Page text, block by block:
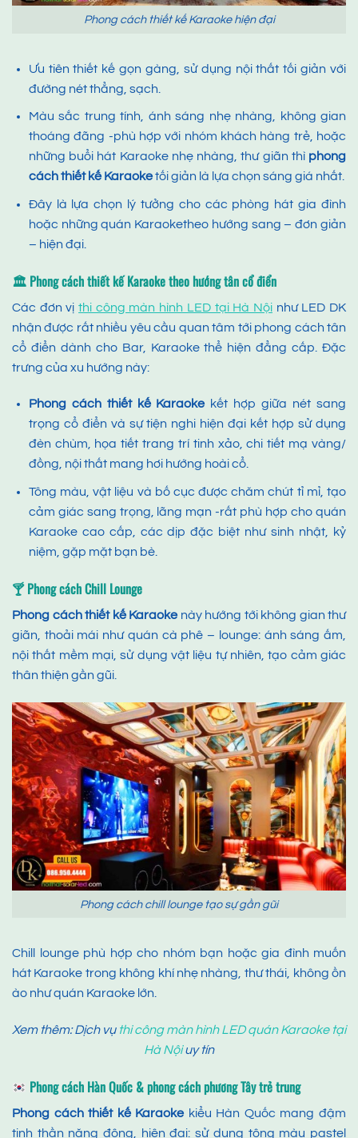
Phong cách thiết kế Karaoke hiện đại
Ưu tiên thiết kế gọn gàng, sử dụng nội thất tối giản với
đường nét thẳng, sạch.
Màu sắc trung tính, ánh sáng nhẹ nhàng, không gian
thoáng đãng -phù hợp với nhóm khách hàng trẻ, hoặc
những buổi hát Karaoke nhẹ nhàng, thư giãn thì phong
cách thiết kế Karaoketối giản là lựa chọn sáng giá nhất.
Đây là lựa chọn lý tưởng cho các phòng hát gia đình
hoặc những quán Karaoketheo hướng sang – đơn giản
– hiện đại.
🏛️ Phong cáchthiết kế Karaoke theo hướngtân cổ điển
Các đơn vịthi công màn hình LED tại Hà Nộinhư LED DK
nhận được rất nhiều yêu cầu quan tâm tới phong cách tân
cổ điển dành cho Bar, Karaoke thể hiện đẳng cấp. Đặc
trưng của xu hướng này:
Phong cách thiết kế Karaoke kết hợp giữa nét sang
trọng cổ điển và sự tiện nghi hiện đại kết hợp sử dụng
đèn chùm, họa tiết trang trí tinh xảo, chi tiết mạ vàng/
đồng, nội thất mang hơi hướng hoài cổ.
Tông màu, vật liệu và bố cục được chăm chút tỉ mỉ, tạo
cảm giác sang trọng, lãng mạn -rất phù hợp cho quán
Karaoke cao cấp, các dịp đặc biệt như sinh nhật, kỷ
niệm, gặp mặt bạn bè.
🍸 Phong cách Chill Lounge
Phong cách thiết kế Karaokenày hướng tới không gian thư
giãn, thoải mái như quán cà phê – lounge: ánh sáng ấm,
nội thất mềm mại, sử dụng vật liệu tự nhiên, tạo cảm giác
thân thiện gần gũi.
Phong cách chill lounge tạo sự gần gũi
Chill lounge phù hợp cho nhóm bạn hoặc gia đình muốn
hát Karaoke trong không khí nhẹ nhàng, thư thái, không ồn
ào như quán Karaoke lớn.
Xem thêm: Dịch vụ thi công màn hình LED quán Karaoke tại
Hà Nộiuy tín
Phong cách Hàn Quốc & phong cách phương Tây trẻ trung
Phong cách thiết kế Karaokekiểu Hàn Quốc mang đậm
tinh thần năng động, hiện đại: sử dụng tông màu pastel